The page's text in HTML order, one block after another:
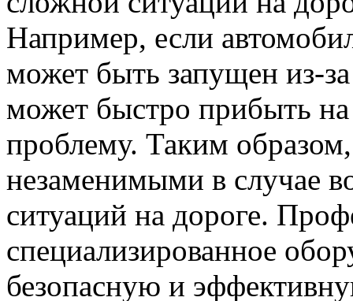
Например, если
может быть запущен из-
может быстро прибыть
проблему. Таким образом,
незаменимыми в случае
ситуаций на дороге.
специализированное
безопасную и